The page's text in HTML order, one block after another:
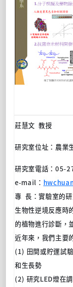
莊慧文 教授
研究室位址：農業
研究室電話：05-
e-mail：
專 長：實驗室的
生物性逆境反應時
的植物進行診斷，
近年來，我們主要
(1) 田間或貯運試
和生長勢
(2) 研究LED燈在